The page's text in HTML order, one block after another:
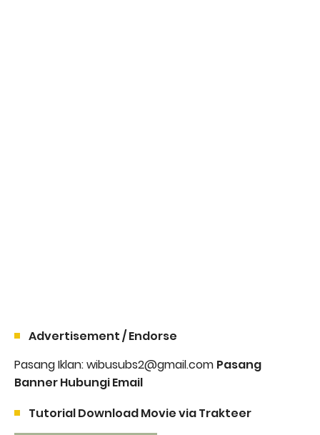
Advertisement / Endorse
Pasang Iklan: wibusubs2@gmail.com Pasang
Banner Hubungi Email
Tutorial Download Movie via Trakteer